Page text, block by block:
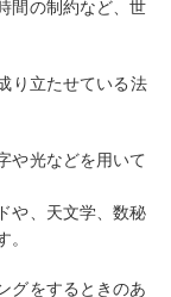
間の制約など、世
り立たせている法
や光などを用いて
や、天文学、数秘
グをするときのあ